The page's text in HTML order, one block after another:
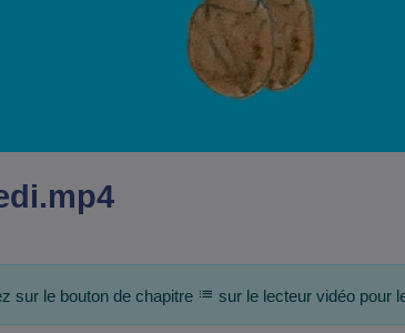
sur le bouton de chapitre sur le lecteur vidéo pour